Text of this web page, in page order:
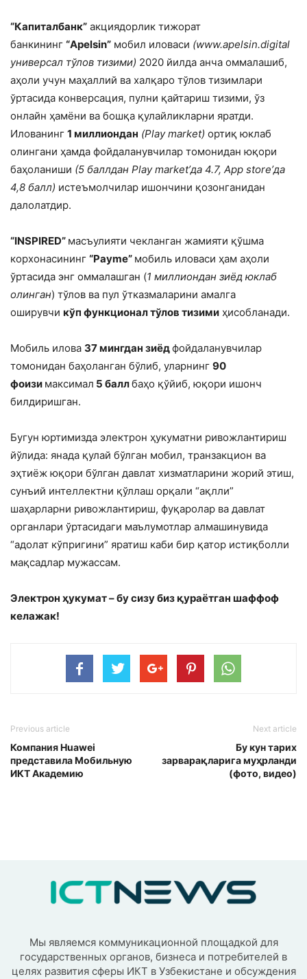
“Капиталбанк” акциядорлик тижорат
банкининг “Apelsin” мобил иловаси (www.apelsin.digital
универсал тўлов тизими) 2020 йилда анча оммалашиб,
аҳоли учун маҳаллий ва халқаро тўлов тизимлари
ўртасида конверсация, пулни қайтариш тизими, ўз
онлайн ҳамёни ва бошқа қулайликларни яратди.
Илованинг 1 миллиондан (Play market) ортиқ юклаб
олингани ҳамда фойдаланувчилар томонидан юқори
баҳоланиши (5 баллдан Play market’да 4.7, App store’да
4,8 балл) истеъмолчилар ишончини қозонганидан
далолатдир.
“INSPIRED” масъулияти чекланган жамияти қўшма
корхонасининг “Payme” мобиль иловаси ҳам аҳоли
ўртасида энг оммалашган (1 миллиондан зиёд юклаб
олинган) тўлов ва пул ўтказмаларини амалга
оширувчи кўп функционал тўлов тизими ҳисобланади.
Мобиль илова 37 мингдан зиёдфойдаланувчилар
томонидан баҳоланган бўлиб, уларнинг 90
фоизи максимал 5 баллбаҳо қўйиб, юқори ишонч
билдиришган.
Бугун юртимизда электрон ҳукуматни ривожлантириш
йўлида: янада қулай бўлган мобил, транзакцион ва
эҳтиёж юқори бўлган давлат хизматларини жорий этиш,
сунъий интеллектни қўллаш орқали “ақлли”
шаҳарларни ривожлантириш, фуқаролар ва давлат
органлари ўртасидаги маълумотлар алмашинувида
“адолат кўпригини” яратиш каби бир қатор истиқболли
мақсадлар мужассам.
Электрон ҳукумат – бу сизу биз қураётган шаффоф
келажак!
Previous article
Компания Huawei
представила Мобильную
ИКТ Академию
Next article
Бу кун тарих
зарварақларига муҳрланди
(фото, видео)
Мы являемся коммуникационной площадкой для
государственных органов, бизнеса и потребителей в
целях развития сферы ИКТ в Узбекистане и обсуждения